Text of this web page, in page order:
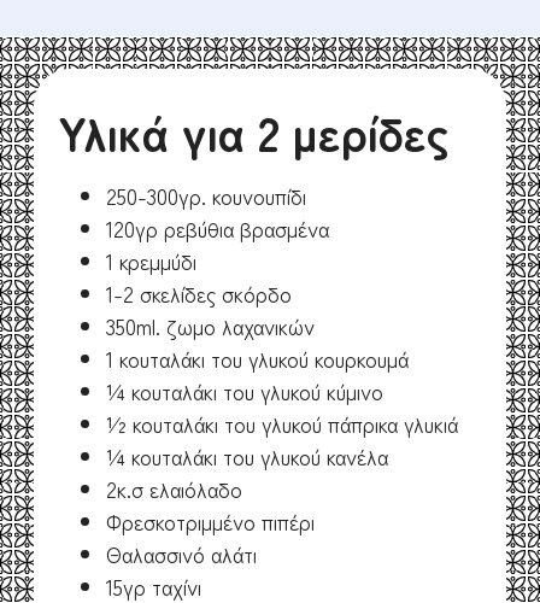
Υλικά για 2 μερίδες
250-300γρ. κουνουπίδι
120γρ ρεβύθια βρασμένα
1 κρεμμύδι
1-2 σκελίδες σκόρδο
350ml. ζωμο λαχανικών
1 κουταλάκι του γλυκού κουρκουμά
¼ κουταλάκι του γλυκού κύμινο
½ κουταλάκι του γλυκού πάπρικα γλυκιά
¼ κουταλάκι του γλυκού κανέλα
2κ.σ ελαιόλαδο
Φρεσκοτριμμένο πιπέρι
Θαλασσινό αλάτι
15γρ ταχίνι